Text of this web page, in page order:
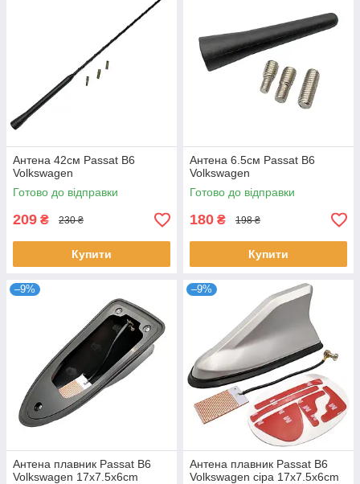
Антена 42см Passat B6
Volkswagen
Готово до відправки
209 ₴ 230 ₴
Купити
Антена 6.5см Passat B6
Volkswagen
Готово до відправки
180 ₴ 198 ₴
Купити
–9%
Антена плавник Passat B6
Volkswagen 17x7.5x6cm
–9%
Антена плавник Passat B6
Volkswagen сіра 17x7.5x6cm